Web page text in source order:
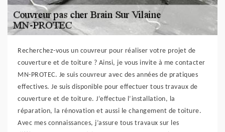
Recherchez-vous un couvreur pour réaliser votre projet de
couverture et de toiture ? Ainsi, je vous invite à me contacter
MN-PROTEC. Je suis couvreur avec des années de pratiques
effectives. Je suis disponible pour effectuer tous travaux de
couverture et de toiture. J’effectue l’installation, la
réparation, la rénovation et aussi le changement de toiture.
Avec mes connaissances, j’assure tous travaux sur les